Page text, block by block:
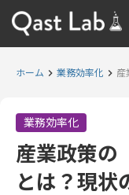
ホーム 業務効率化 産
業務効率化
産業政策の
とは？現状